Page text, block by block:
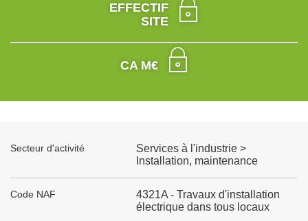
EFFECTIF
SITE
CA M€
Secteur d'activité
Services à l'industrie >
Installation, maintenance
Code NAF
4321A - Travaux d'installation
électrique dans tous locaux